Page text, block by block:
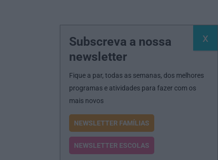
Subscreva a nossa
newsletter
Fique a par, todas as semanas, dos melhores
programas e atividades para fazer com os
mais novos
NEWSLETTER FAMÍLIAS
NEWSLETTER ESCOLAS